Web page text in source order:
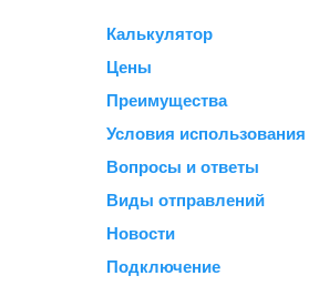
Калькулятор
Цены
Преимущества
Условия использования
Вопросы и ответы
Виды отправлений
Новости
Подключение